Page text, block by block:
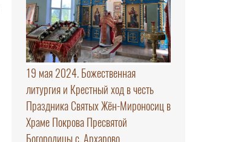
19 мая 2024. Божественная
литургия и Крестный ход в честь
Праздника Святых Жён-Мироносиц в
Храме Покрова Пресвятой
Богородицы с. Архарово